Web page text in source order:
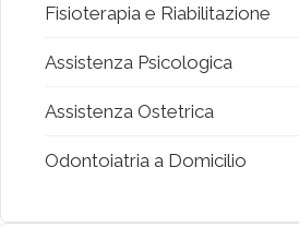
Fisioterapia e Riabilitazione
Assistenza Psicologica
Assistenza Ostetrica
Odontoiatria a Domicilio